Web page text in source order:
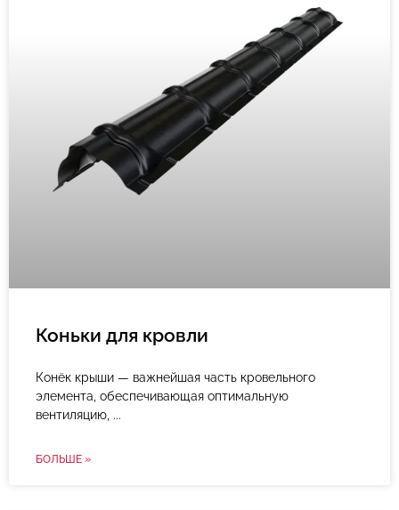
Коньки для кровли
Конёк крыши — важнейшая часть кровельного
элемента, обеспечивающая оптимальную
вентиляцию,
БОЛЬШЕ »